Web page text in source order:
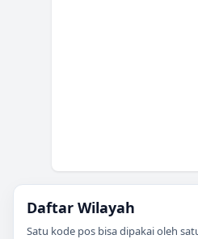
Daftar Wilayah
Satu kode pos bisa dipakai oleh